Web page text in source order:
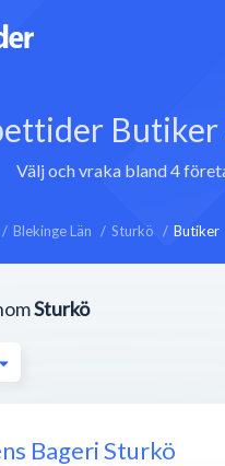
Butiker
Välj och vraka bland 4
Blekinge Län Sturkö Butiker
Sturkö
Bageri Sturkö